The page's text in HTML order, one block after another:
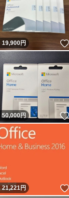
19,900円
50,000円
21,221円